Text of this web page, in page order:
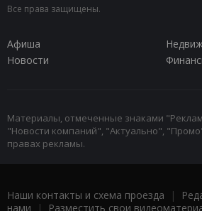
Все права защищены.
Афиша
Новости
Материалы, отмеченные знаками
"Новости компаний", "Актуально",
правах рекламы.
Наши контакты и схема проезда |
нами | Разместить свои